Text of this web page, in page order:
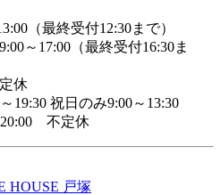
（最終受付12:30まで）
～17:00（最終受付16:30ま
休
祝日のみ9:00～13:30
不定休
HOUSE 戸塚